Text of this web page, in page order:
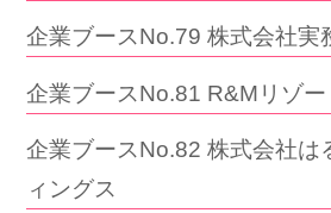
企業ブースNo.79 株式会社実
企業ブースNo.81 R&Mリゾ
企業ブースNo.82 株式会社は
ィングス